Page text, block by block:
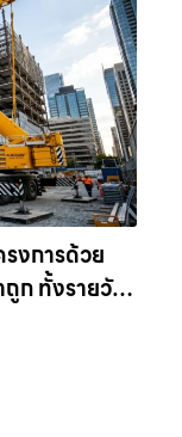
งการด้วย
ถูก ทั้งรายวัน